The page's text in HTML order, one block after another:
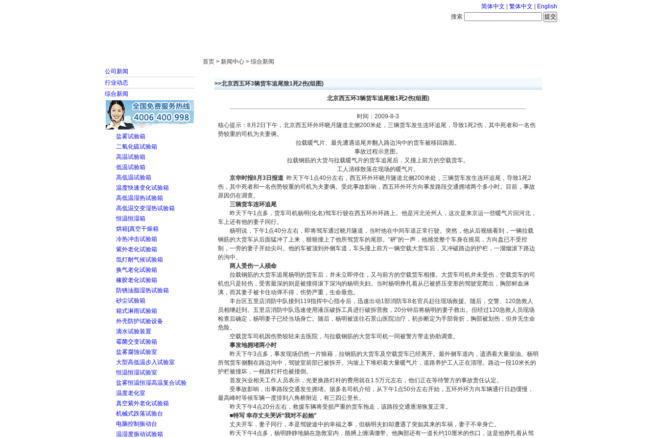
简体中文 繁体中文
English
搜索
公司新闻
行业动态
综合新闻
盐雾试验箱
二氧化硫试验箱
高温试验箱
低温试验箱
高低温试验箱
温度快速变化试验箱
高低温湿热试验箱
高低温交变湿热试验箱
恒温恒湿箱
烘箱|真空干燥箱
冷热冲击试验箱
紫外老化试验箱
氙灯耐气候试验箱
换气老化试验箱
橡胶老化试验箱
防锈油脂湿热试验箱
砂尘试验箱
箱式淋雨试验箱
外壳防护试验设备
滴水试验装置
霉菌交变试验箱
盐雾腐蚀试验室
大型高低温步入试验室
恒温恒湿试验室
盐雾恒温恒湿高温复合试验
温度老化室
真空紫外老化试验箱
机械式跌落试验台
电脑控制振动台
温湿度振动试验箱
首页 > 新闻中心 > 综合新闻
>>北京西五环3辆货车追尾致1死2伤(组图)
北京西五环3辆货车追尾致1死2伤(组图)
时间：2009-8-3
核心提示：8月2日下午，北京西五环外环晓月隧道北侧200米处，三辆货车发生连环追尾，导致1死2伤，其中死者和一名伤
势较重的司机为夫妻俩。
拉载暖气片、最先遭遇追尾并翻入路边沟中的货车被移回路面。
事故过程示意图。
拉载钢筋的大货与拉载暖气片的货车追尾后，又撞上前方的空载货车。
工人清移散落在现场的暖气片。
京华时报8月3日报道昨天下午1点40分左右，西五环外环晓月隧道北侧200米处，三辆货车发生连环追尾，导致1死2
伤，其中死者和一名伤势较重的司机为夫妻俩。受此事故影响，西五环外环方向事发路段交通拥堵两个多小时。目前，事故
原因仍在调查。
三辆货车连环追尾
昨天下午1点多，货车司机杨明(化名)驾车行驶在西五环外环路上。他是河北沧州人，这次是来京运一些暖气片回河北，
车上还有他的妻子同行。
杨明说，下午1点40分左右，即将驾车通过晓月隧道，当时他在中间车道正常行驶。突然，他从后视镜看到，一辆拉载
钢筋的大货车从后面猛冲了上来，狠狠撞上了他所驾货车的尾部。“砰”的一声，他感觉整个车身在摇晃，方向盘已不受控
制，一旁的妻子开始尖叫。他的车被顶到外侧车道，车头撞上前方一辆空载大货车后，又冲破路边的护栏，一溜烟滚下路边
的沟中。
两人受伤一人殒命
拉载钢筋的大货车追尾杨明的货车后，并未立即停住，又与前方的空载货车相撞。大货车司机并未受伤，空载货车的司
机也只是轻伤，受害最深的则是被撞得滚下深沟的杨明夫妇。当时杨明挣扎着从已被挤压变形的驾驶室爬出，胸部鲜血淋
漓，而其妻子被卡住动弹不得，伤势严重，生命垂危。
丰台区五里店消防中队接到119指挥中心指令后，迅速出动1部消防车8名官兵赶往现场救援。随后，交警、120急救人
员相继赶到。五里店消防中队迅速使用液压破拆工具进行破拆营救，20分钟后将杨明的妻子救出。但经过120急救人员现场
检查后确定，杨明妻子已经当场身亡。随后，杨明被送往石景山医院治疗，初步断定为手部骨折，胸部被划伤，但并无生命
危险。
空载货车司机因伤势较轻未去医院，与拉载钢筋的大货车司机一同被警方带走协助调查。
事发地拥堵两小时
昨天下午3点多，事发现场仍然一片狼藉，拉钢筋的大货车及空载货车已经离开。最外侧车道内，遗洒着大量柴油。杨明
所驾货车侧翻在路边沟中，驾驶室前部已被拆开。沟坡上下堆积着大量暖气片，道路养护工人正在清理。路边一段10米长的
护栏被撞坏，一根路灯杆也被撞倒。
首发兴业相关工作人员表示，光更换路灯杆的费用就在1.5万元左右，他们正在等待警方的事故责任认定。
受事故影响，出事路段交通发生拥堵。据多名司机介绍，从下午1点50分左右开始，五环外环方向车辆通行日趋缓慢，
最高峰时等候车辆一度排到八角桥附近，有三四公里长。
昨天下午4点20分左右，救援车辆将受损严重的货车拖走，该路段交通逐渐恢复正常。
■特写 幸存丈夫哭诉“我对不起她”
丈夫开车，妻子同行，本是驾驶途中的幸福之事，但杨明夫妇却遭遇了突如其来的车祸，妻子不幸身亡。
昨天下午4点多，杨明静静地躺在急救室内，胳膊上缠满绷带。他胸部还有一道长约10厘米的伤口，这是他挣扎着从驾